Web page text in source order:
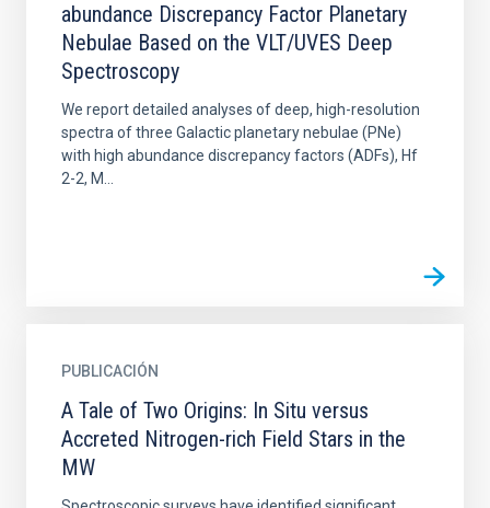
abundance Discrepancy Factor Planetary
Nebulae Based on the VLT/UVES Deep
Spectroscopy
We report detailed analyses of deep, high-resolution
spectra of three Galactic planetary nebulae (PNe)
with high abundance discrepancy factors (ADFs), Hf
2-2, M...
PUBLICACIÓN
A Tale of Two Origins: In Situ versus
Accreted Nitrogen-rich Field Stars in the
MW